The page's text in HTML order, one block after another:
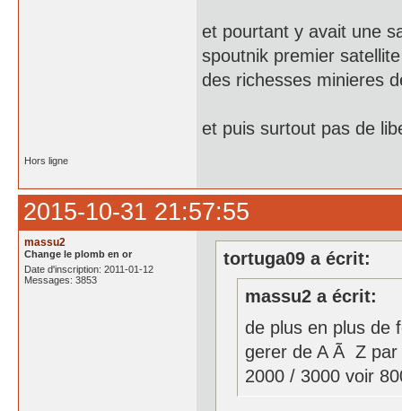
et pourtant y avait une
spoutnik premier
des richesses minieres
et puis surtout pas de
Hors ligne
2015-10-31 21:57:55
massu2
Change le plomb en or
Date d'inscription: 2011-01-12
Messages: 3853
tortuga09 a écrit:
massu2 a écrit:
de plus en plus de
gerer de A Ã Z par
2000 / 3000 voir